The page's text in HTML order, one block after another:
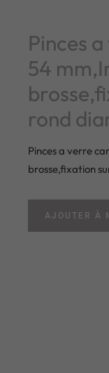
Pinces
54
rond
Pinces a verre
brosse,fixation
AJOUTER À